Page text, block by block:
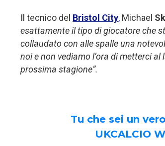
Il tecnico del Bristol City, Michael
esattamente il tipo di giocatore che
collaudato con alle spalle una
noi e non vediamo l’ora di metterci
prossima stagione”.
Tu che sei un
UKCALCIO